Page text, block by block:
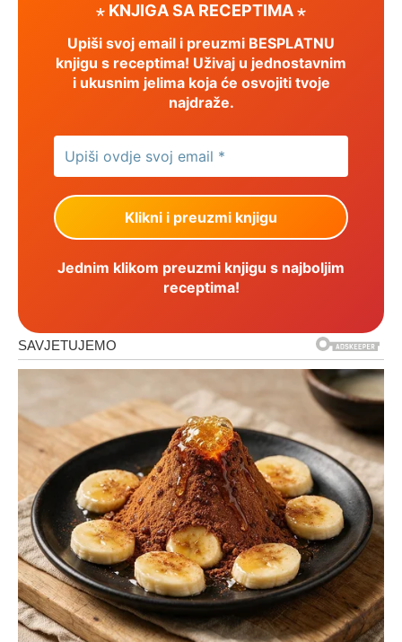
⋆ KNJIGA SA RECEPTIMA ⋆
Upiši svoj email i preuzmi BESPLATNU
knjigu s receptima! Uživaj u jednostavnim
i ukusnim jelima koja će osvojiti tvoje
najdraže.
Jednim klikom preuzmi knjigu s najboljim
receptima!